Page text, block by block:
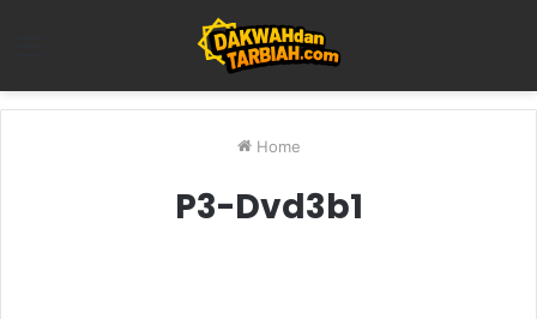
Home
P3-Dvd3b1